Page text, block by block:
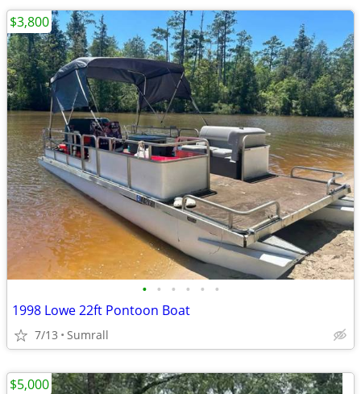
• • • • • •
1998 Lowe 22ft Pontoon Boat
7/13 Sumrall
$3,800
$5,000